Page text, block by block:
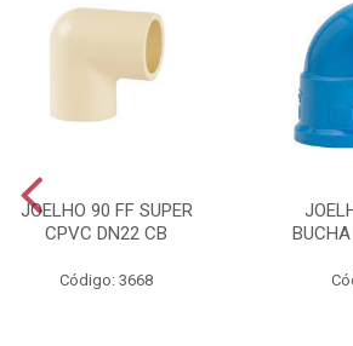
JOELHO 90 FF SUPER
CPVC DN22 CB
Código: 3668